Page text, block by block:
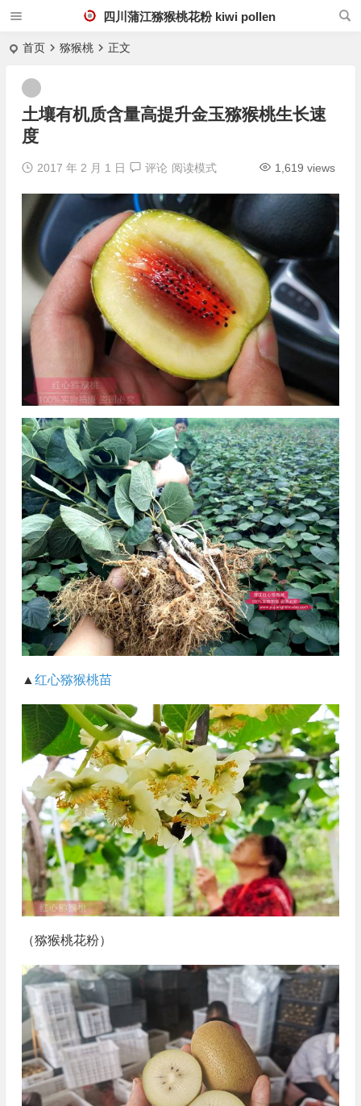
四川蒲江猕猴桃花粉 kiwi pollen
首页 猕猴桃 正文
土壤有机质含量高提升金玉猕猴桃生长速
度
2017 年 2 月 1 日 评论 1,619 views
阅读模式
▲ 红心猕猴桃苗
（猕猴桃花粉）